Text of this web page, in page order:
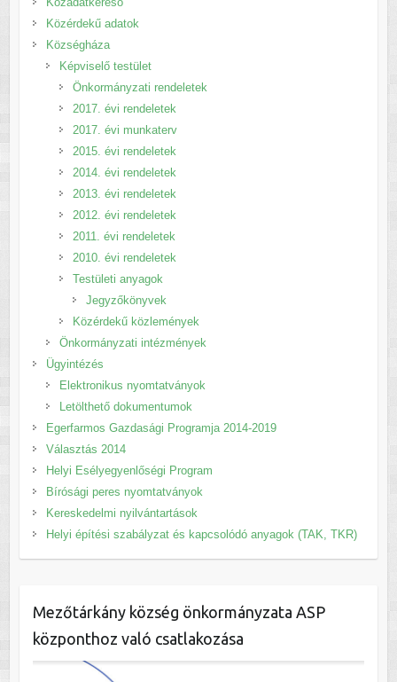
Közérdekű adatok
Községháza
Képviselő testület
Önkormányzati rendeletek
2017. évi rendeletek
2017. évi munkaterv
2015. évi rendeletek
2014. évi rendeletek
2013. évi rendeletek
2012. évi rendeletek
2011. évi rendeletek
2010. évi rendeletek
Testületi anyagok
Jegyzőkönyvek
Közérdekű közlemények
Önkormányzati intézmények
Ügyintézés
Elektronikus nyomtatványok
Letölthető dokumentumok
Egerfarmos Gazdasági Programja 2014-2019
Választás 2014
Helyi Esélyegyenlőségi Program
Bírósági peres nyomtatványok
Kereskedelmi nyilvántartások
Helyi építési szabályzat és kapcsolódó anyagok (TAK, TKR)
Mezőtárkány község önkormányzata ASP
központhoz való csatlakozása